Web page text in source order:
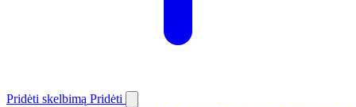
Pridėti skelbimą Pridėti